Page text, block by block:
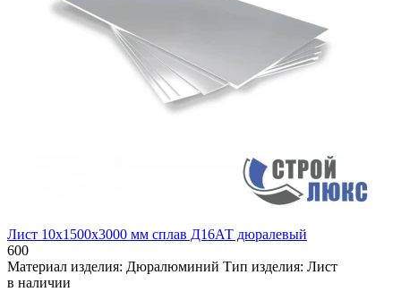
Лист 10х1500х3000 мм сплав Д16АТ дюралевый
600
Материал изделия: Дюралюминий Тип изделия: Лист
в наличии